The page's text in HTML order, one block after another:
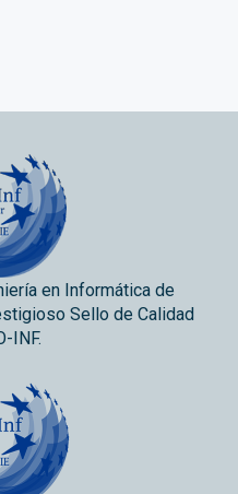
en Informática de
Sello de Calidad
INF.